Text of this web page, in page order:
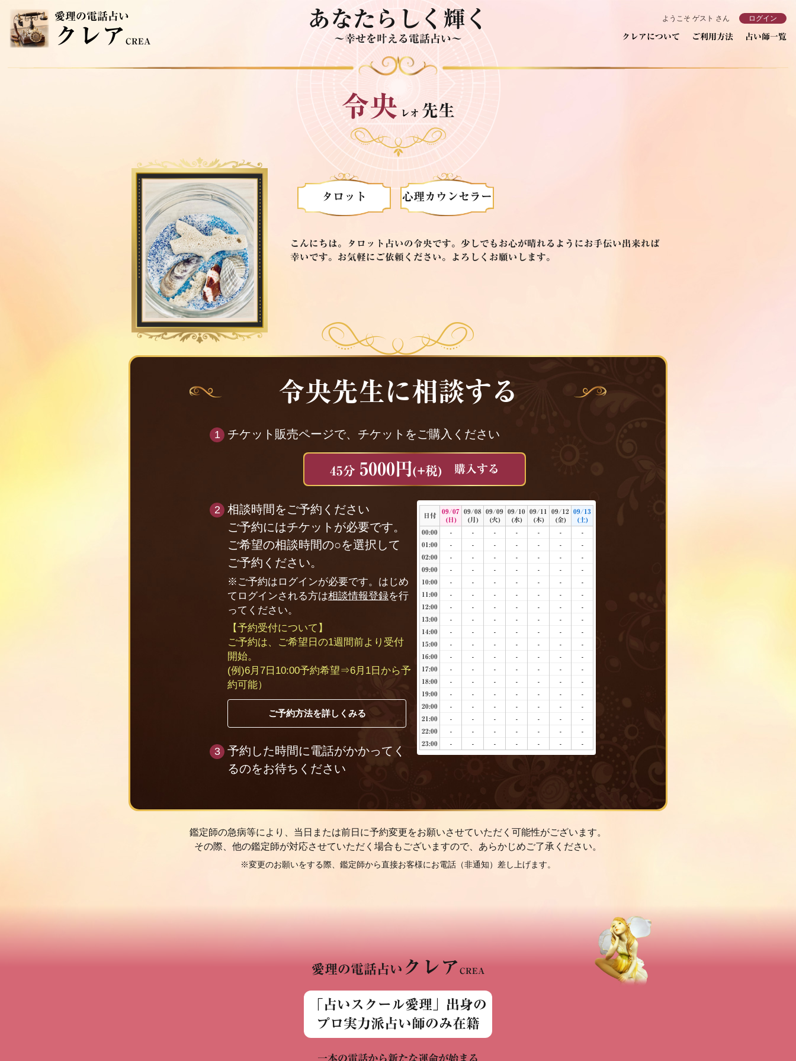
愛理の電話占い
クレア CREA
ようこそ ゲスト さん ログイン
クレアについて ご利用方法 占い師一覧
あなたらしく輝く
～幸せを叶える電話占い～
令央 レオ 先生
タロット 心理カウンセラー
こんにちは。タロット占いの令央です。少しでもお心が晴れるようにお手伝い出来れば
幸いです。お気軽にご依頼ください。よろしくお願いします。
令央先生に相談する
チケット販売ページで、チケットをご購入ください
45分 5000円(+税) 購入する
相談時間をご予約ください
ご予約にはチケットが必要です。
ご希望の相談時間の○を選択して
ご予約ください。
※ご予約はログインが必要です。はじめ
てログインされる方は相談情報登録を行
ってください。
【予約受付について】
ご予約は、ご希望日の1週間前より受付
開始。
(例)6月7日10:00予約希望⇒6月1日から予
約可能）
ご予約方法を詳しくみる
日付
09/07
(日)
09/08
(月)
09/09
(火)
09/10
(水)
09/11
(木)
09/12
(金)
09/13
(土)
00:00
- - - - - -
-
01:00
- - - - - -
-
02:00
- - - - - -
-
09:00
- - - - - -
-
10:00
- - - - - -
-
11:00
- - - - - -
-
12:00
- - - - - -
-
13:00
- - - - - -
-
14:00
- - - - - -
-
15:00
- - - - - -
-
16:00
- - - - - -
-
17:00
- - - - - -
-
18:00
- - - - - -
-
19:00
- - - - - -
-
20:00
- - - - - -
-
21:00
- - - - - -
-
22:00
- - - - - -
-
23:00
- - - - - - -
予約した時間に電話がかかってく
るのをお待ちください
鑑定師の急病等により、当日または前日に予約変更をお願いさせていただく可能性がございます。
その際、他の鑑定師が対応させていただく場合もございますので、あらかじめご了承ください。
※変更のお願いをする際、鑑定師から直接お客様にお電話（非通知）差し上げます。
愛理の電話占い クレア CREA
「占いスクール愛理」出身の
プロ実力派占い師のみ在籍
一本の電話から新たな運命が始まる